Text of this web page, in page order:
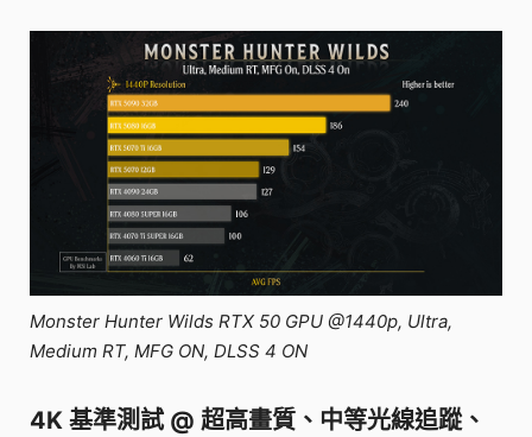
Monster Hunter Wilds RTX 50 GPU @1440p, Ultra,
Medium RT, MFG ON, DLSS 4 ON
4K 基準測試 @ 超高畫質、中等光線追蹤、